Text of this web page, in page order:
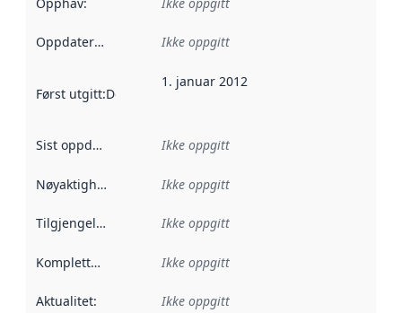
Oppdateringsfrekvens :
Ikke oppgitt
Først utgitt:Denne datoen sier når dataene i dette
1. januar 2012
Sist oppdatert Ikke oppgitt
Nøyaktighet Ikke oppgitt
Tilgjengelighet Ikke oppgitt
Kompletthet Ikke oppgitt
Aktualitet: Ikke oppgitt